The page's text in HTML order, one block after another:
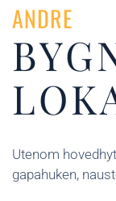
ANDRE
Utenom
gapahuken,